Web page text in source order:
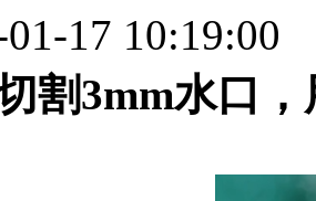
17 10:19:00
割3mm水口